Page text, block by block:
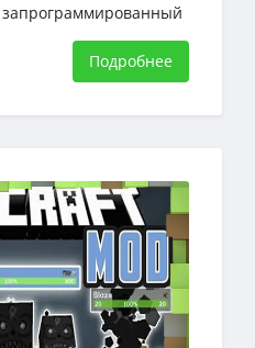
для
Подробнее